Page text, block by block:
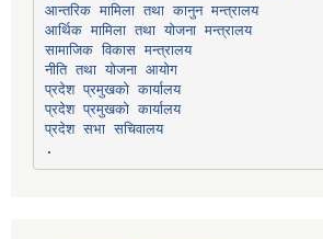
आन्तरिक मामिला तथा कानुन मन्त्रालय
आर्थिक मामिला तथा योजना मन्त्रालय
सामाजिक विकास मन्त्रालय
नीति तथा योजना आयोग
प्रदेश प्रमुखको कार्यालय
प्रदेश प्रमुखको कार्यालय
प्रदेश सभा सचिवालय